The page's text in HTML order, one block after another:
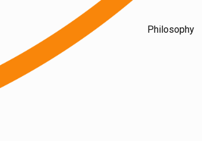
Philosophy